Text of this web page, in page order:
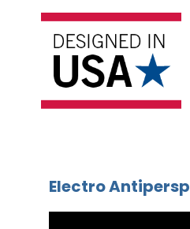
Electro